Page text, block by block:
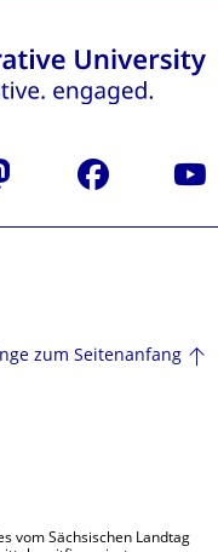
Facebook
zum Seitenanfang
vom Sächsischen Landtag